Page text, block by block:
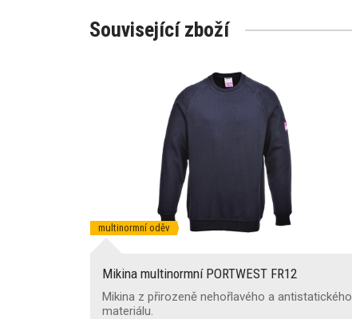
Související zboží
multinormní oděv
Mikina multinormní PORTWEST FR12
Mikina z přirozeně nehořlavého a antistatického
materiálu.